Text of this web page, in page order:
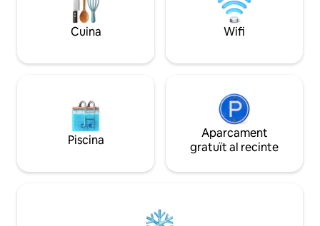
preocupacions i problemes quotidians. El
cant dels ocells i la natura pura són el teu
sistema de so de
sonsole de joc,
fresca/gel.
Cuina Wifi
Piscina
Aparcament
gratuït al recinte